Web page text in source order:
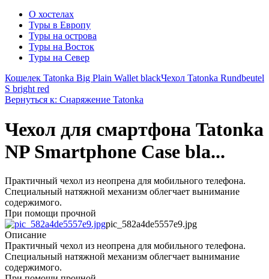
О хостелах
Туры в Европу
Туры на острова
Туры на Восток
Туры на Север
Кошелек Tatonka Big Plain Wallet blackЧехол Tatonka Rundbeutel
S bright red
Вернуться к: Снаряжение Tatonka
Чехол для смартфона Tatonka
NP Smartphone Case bla...
Практичный чехол из неопрена для мобильного телефона.
Специальный натяжной механизм облегчает вынимание
содержимого.
При помощи прочной
pic_582a4de5557e9.jpg
Описание
Практичный чехол из неопрена для мобильного телефона.
Специальный натяжной механизм облегчает вынимание
содержимого.